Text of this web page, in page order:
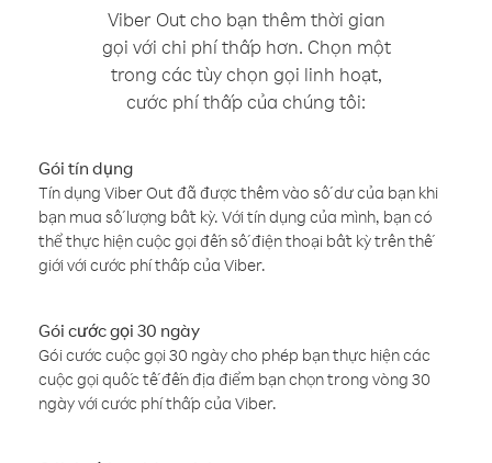
Viber Out cho bạn thêm thời gian
gọi với chi phí thấp hơn. Chọn một
trong các tùy chọn gọi linh hoạt,
cước phí thấp của chúng tôi:
Gói tín dụng
Tín dụng Viber Out đã được thêm vào số dư của bạn khi
bạn mua số lượng bất kỳ. Với tín dụng của mình, bạn có
thể thực hiện cuộc gọi đến số điện thoại bất kỳ trên thế
giới với cước phí thấp của Viber.
Gói cước gọi 30 ngày
Gói cước cuộc gọi 30 ngày cho phép bạn thực hiện các
cuộc gọi quốc tế đến địa điểm bạn chọn trong vòng 30
ngày với cước phí thấp của Viber.